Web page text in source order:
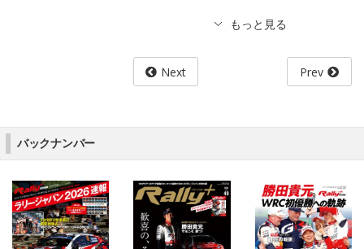
Next Prev
バックナンバー